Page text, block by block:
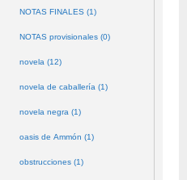
NOTAS FINALES (1)
NOTAS provisionales (0)
novela (12)
novela de caballería (1)
novela negra (1)
oasis de Ammón (1)
obstrucciones (1)